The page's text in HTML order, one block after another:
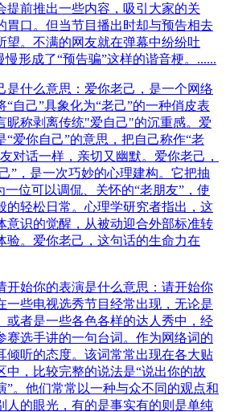
提前推出一些内容，吸引大家的关
胃口。但当节目播出时却与预告相去
望。不满的网友就在弹幕中纷纷吐
慢形成了“预告骗”这样的谐音梗。......
是什么意思：爱你老己，是一个网络
“自己”具象化为“老己”的一种俏皮表
昵称剥离传统"爱自己"的沉重感。爱
“爱你自己”的意思，把自己称作“老
对话一样，亲切又幽默。爱你老己，
”，是一次巧妙的心理建构。它把抽
一位可以调侃、关怀的“老朋友”，使
的轻松日常。心理学研究者指出，这
意识的觉醒，从被动迎合外部标准转
验。爱你老己，​这句话的生命力在
开始你的表演是什么意思：请开始你
一些电视选秀节目经常出现，无论是
或者是一些各色各样的达人秀中，经
赛选手讲的一句台词。作为网络词的
倾听的态度。该词常常出现在各大贴
中，比较完整的说法是“说出你的故
”。他们常常以一种与众不同的观点和
人的眼光，有的是事实有的则是单纯